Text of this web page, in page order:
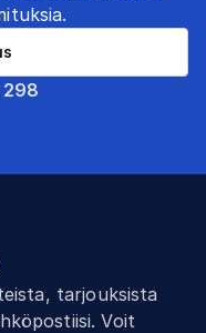
298
tarjouksista
Voit